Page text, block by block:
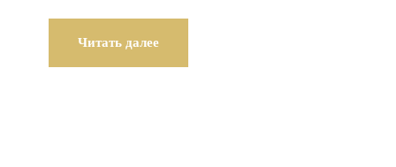
Читать далее